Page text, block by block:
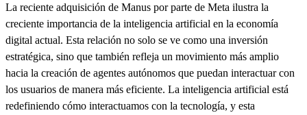
La reciente adquisición de Manus por parte de Meta ilustra la
creciente importancia de la inteligencia artificial en la economía
digital actual. Esta relación no solo se ve como una inversión
estratégica, sino que también refleja un movimiento más amplio
hacia la creación de agentes autónomos que puedan interactuar con
los usuarios de manera más eficiente. La inteligencia artificial está
redefiniendo cómo interactuamos con la tecnología, y esta